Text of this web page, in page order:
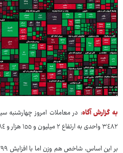
به گزارش آگاه: در معاملات امروز
٣٤٨٢ واحدی به ارتفاع ٢ میلیون و ١٥٥ هزار و ٢٨٤ واحد رسید.